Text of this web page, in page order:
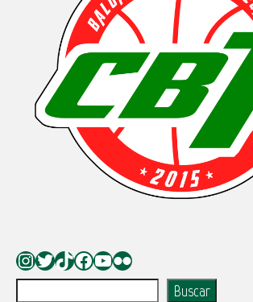
Instagram
Twitter
TikTokFacebook
YouTube
Flickr
Buscar Buscar